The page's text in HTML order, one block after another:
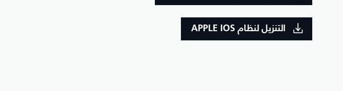
التنزيل لنظام APPLE IOS